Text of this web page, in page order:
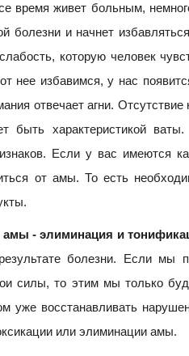
время живет больным,
болезни и начнет
которую человек
нее избавимся, у нас
отвечает агни. Отсутствие
быть характеристикой
Если у вас имеются
от амы. То есть
амы - элиминация и
болезни. Если мы
силы, то этим мы только
уже восстанавливать
или элиминации амы.